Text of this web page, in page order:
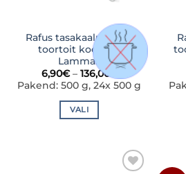
Rafus tasakaalustatud
toortoit koertele
Lammas
6,90€ – 136,00
Hinnavahemik:
6,90€
kuni
Pakend: 500 g, 24x 500 g
VALI